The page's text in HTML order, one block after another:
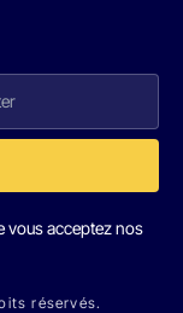
vous acceptez nos
réservés.